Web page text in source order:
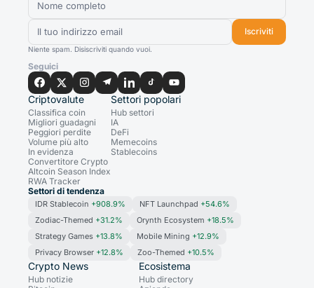
Iscriviti
Niente spam. Disiscriviti quando vuoi.
Seguici
Criptovalute
Classifica coin
Migliori guadagni
Peggiori perdite
Volume più alto
In evidenza
Convertitore Crypto
Altcoin Season Index
RWA Tracker
Settori popolari
Hub settori
IA
DeFi
Memecoins
Stablecoins
Settori di tendenza
IDR Stablecoin +908.9% NFT Launchpad +54.6%
Zodiac-Themed +31.2% Orynth Ecosystem +18.5%
Strategy Games +13.8% Mobile Mining +12.9%
Privacy Browser +12.8% Zoo-Themed +10.5%
Crypto News
Hub notizie
Ecosistema
Hub directory